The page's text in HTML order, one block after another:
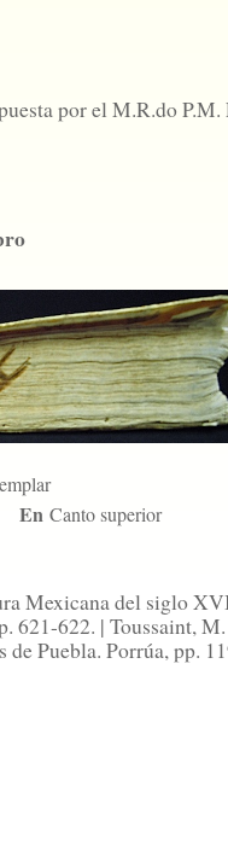
por el M.R.do P.M.
En Canto superior
Mexicana del siglo
621-622. | Toussaint, M.
Puebla. Porrúa, pp.